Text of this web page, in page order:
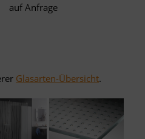
auf Anfrage
Glasarten-Übersicht.